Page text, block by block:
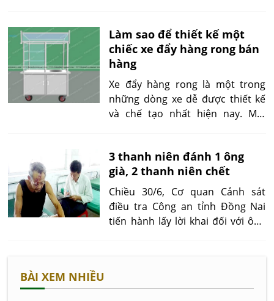
Theo dõi sự sinh trưởng, điều
chỉnh chế độ ăn uống giúp tối ưu
hóa năng suất, sức khỏe cá.
Làm sao để thiết kế một
chiếc xe đẩy hàng rong bán
hàng
Xe đẩy hàng rong là một trong
những dòng xe dễ được thiết kế
và chế tạo nhất hiện nay. Mỗi
nào, mà chỉ cần đáp ứng mục
địch cần sử dụng là được.
3 thanh niên đánh 1 ông
già, 2 thanh niên chết
Chiều 30/6, Cơ quan Cảnh sát
điều tra Công an tỉnh Đồng Nai
tiến hành lấy lời khai đối với ông
BÀI XEM NHIỀU